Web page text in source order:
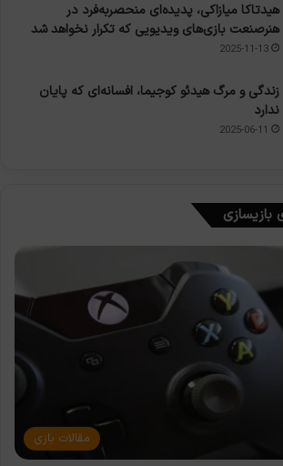
هیدتاکا میازاکی، پدیده‌ای منحصربه‌فرد در
هنرصنعت بازی‌های ویدیویی که تکرار نخواهد شد
2025-11-13
زندگی و مرگ هیدئو کوجیما، افسانه‌ای که پایان
ندارد
2025-06-11
بازیسازی
مقالات بازی